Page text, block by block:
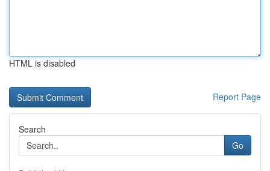
HTML is disabled
Report Page
Search
Go